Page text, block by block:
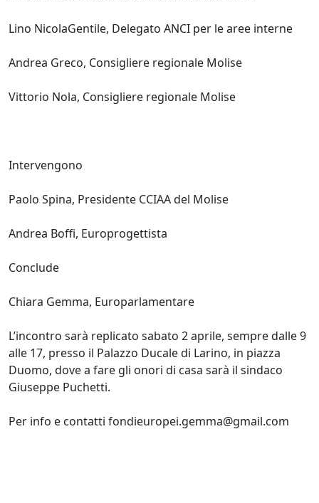
Lino NicolaGentile, Delegato ANCI per le aree interne
Andrea Greco, Consigliere regionale Molise
Vittorio Nola, Consigliere regionale Molise
Intervengono
Paolo Spina, Presidente CCIAA del Molise
Andrea Boffi, Europrogettista
Conclude
Chiara Gemma, Europarlamentare
L’incontro sarà replicato sabato 2 aprile, sempre dalle 9
alle 17, presso il Palazzo Ducale di Larino, in piazza
Duomo, dove a fare gli onori di casa sarà il sindaco
Giuseppe Puchetti.
Per info e contatti fondieuropei.gemma@gmail.com